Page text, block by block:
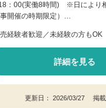
：00(実働8時間) ※日により
開催の時期限定）…
経験者歓迎／未経験の方もOK
詳細を見る
更新日： 2026/03/27 掲載